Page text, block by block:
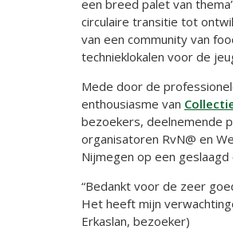
een breed palet van
circulaire transitie tot
van een community van
technieklokalen voor de
Mede door de
enthousiasme van
bezoekers, deelnemende
organisatoren RvN@ en
Nijmegen op een
“Bedankt voor de zeer
Het heeft mijn
Erkaslan, bezoeker)